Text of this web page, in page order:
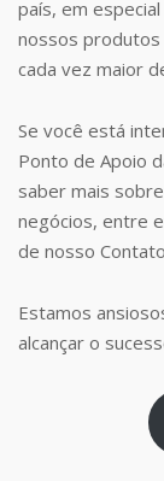
país, em
nossos produtos
cada vez maior
Se você está
Ponto de Apoio
saber mais
negócios, entre
de nosso
Estamos
alcançar o